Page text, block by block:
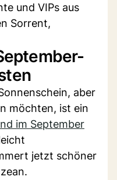
und VIPs aus
Sorrent,
aber
möchten, ist ein
im September
jetzt schöner